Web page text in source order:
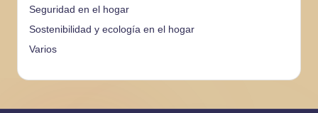
Seguridad en el hogar
Sostenibilidad y ecología en el hogar
Varios